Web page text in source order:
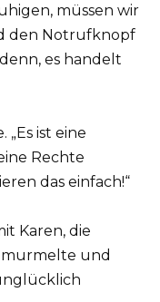
müssen wir
den Notrufknopf
es handelt
„Es ist eine
Rechte
das einfach!“
Karen, die
murmelte und